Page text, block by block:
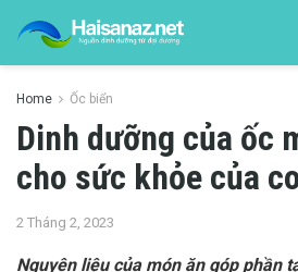
Home Ốc biển
Dinh dưỡng của ốc
cho sức khỏe của
2 Tháng 2, 2023
Nguyên liệu của món ăn góp phần